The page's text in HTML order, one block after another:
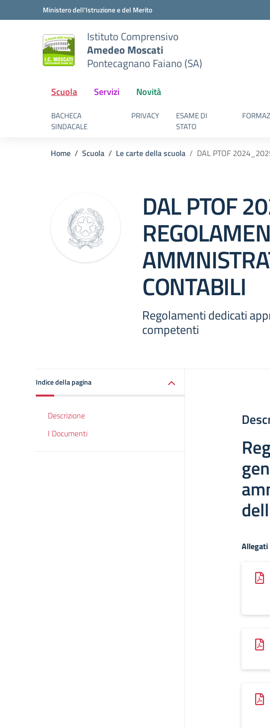
Vai ai contenuti
Vai al menu di navigazioneMinistero dell'Istruzione e del Merito
Istituto Comprensivo
Amedeo Moscati
Pontecagnano Faiano (SA)
Scuola Servizi Novità
BACHECA
SINDACALE
PRIVACY
ESAME DI
STATO
Home Scuola Le carte della scuola DAL PTOF
DAL PTOF
CONTABILI
Regolamenti dedicati
competenti
Indice della pagina
Descrizione
I Documenti
Allegati